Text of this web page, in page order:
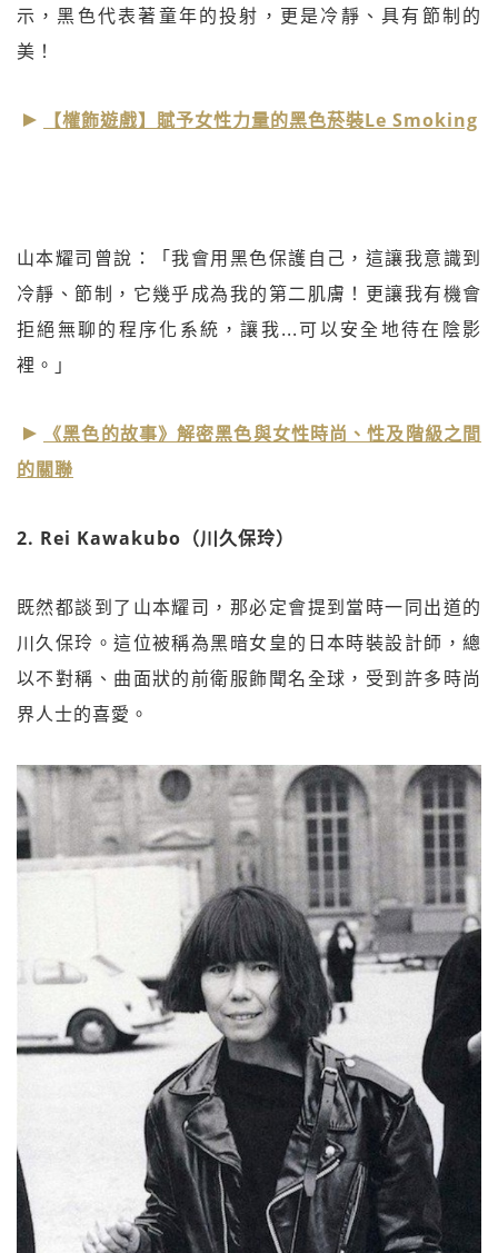
示，黑色代表著童年的投射，更是冷靜、具有節制的
美！
【權飾遊戲】賦予女性力量的黑色菸裝Le Smoking
山本耀司曾說：「我會用黑色保護自己，這讓我意識到
冷靜、節制，它幾乎成為我的第二肌膚！更讓我有機會
拒絕無聊的程序化系統，讓我...可以安全地待在陰影
裡。」
《黑色的故事》解密黑色與女性時尚、性及階級之間
的關聯
2. Rei Kawakubo（川久保玲）
既然都談到了山本耀司，那必定會提到當時一同出道的
川久保玲。這位被稱為黑暗女皇的日本時裝設計師，總
以不對稱、曲面狀的前衛服飾聞名全球，受到許多時尚
界人士的喜愛。